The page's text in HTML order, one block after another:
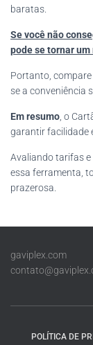
baratas.
Se você não
pode se tornar
Portanto,
se a conveniência
Em resumo , o
garantir facilidade
Avaliando tarifas
essa ferramenta,
prazerosa.
gaviplex.com
POLÍTICA DE